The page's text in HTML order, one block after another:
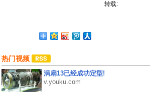
转载:
热门视频
涡扇13已经成功定型!
v.youku.com